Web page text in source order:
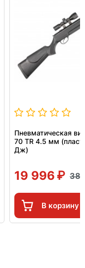
Пневматическая
70 TR 4.5 мм
Дж)
19 996 38
В корзину